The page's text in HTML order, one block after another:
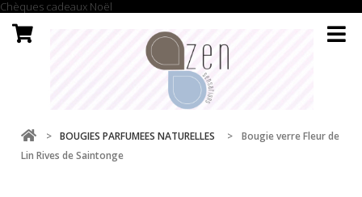
Chèques cadeaux Noël
> BOUGIES PARFUMEES NATURELLES >
Bougie verre Fleur de
Lin Rives de Saintonge